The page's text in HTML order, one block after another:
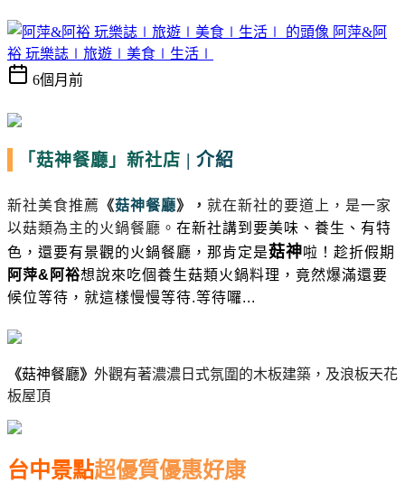
阿萍&阿
裕 玩樂誌∣旅遊∣美食∣生活∣
6個月前
「菇神餐廳」新社店 | 介紹
新社美食推薦 《菇神餐廳》 ， 就在新社的要道上，是一家
以菇類為主的火鍋餐廳。 在新社講到要美味、養生、有特
色，還要有景觀的火鍋餐廳，那肯定是菇神啦！趁折假期
阿萍&阿裕想說來吃個養生菇類火鍋料理，竟然爆滿還要
候位等待，就這樣慢慢等待.等待囉...
《菇神餐廳》 外觀有著濃濃日式氛圍的木板建築，及浪板天花
板屋頂
台中景點超優質優惠好康